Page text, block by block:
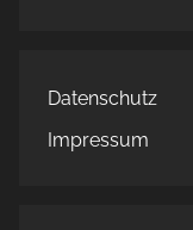
Datenschutz
Impressum